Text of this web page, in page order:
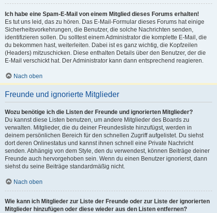
Ich habe eine Spam-E-Mail von einem Mitglied dieses Forums erhalten!
Es tut uns leid, das zu hören. Das E-Mail-Formular dieses Forums hat einige
Sicherheitsvorkehrungen, die Benutzer, die solche Nachrichten senden,
identifizieren sollen. Du solltest einem Administrator die komplette E-Mail, die
du bekommen hast, weiterleiten. Dabei ist es ganz wichtig, die Kopfzeilen
(Headers) mitzuschicken. Diese enthalten Details über den Benutzer, der die
E-Mail verschickt hat. Der Administrator kann dann entsprechend reagieren.
Nach oben
Freunde und ignorierte Mitglieder
Wozu benötige ich die Listen der Freunde und ignorierten Mitglieder?
Du kannst diese Listen benutzen, um andere Mitglieder des Boards zu
verwalten. Mitglieder, die du deiner Freundesliste hinzufügst, werden in
deinem persönlichen Bereich für den schnellen Zugriff aufgelistet. Du siehst
dort deren Onlinestatus und kannst ihnen schnell eine Private Nachricht
senden. Abhängig von dem Style, den du verwendest, können Beiträge deiner
Freunde auch hervorgehoben sein. Wenn du einen Benutzer ignorierst, dann
siehst du seine Beiträge standardmäßig nicht.
Nach oben
Wie kann ich Mitglieder zur Liste der Freunde oder zur Liste der ignorierten
Mitglieder hinzufügen oder diese wieder aus den Listen entfernen?